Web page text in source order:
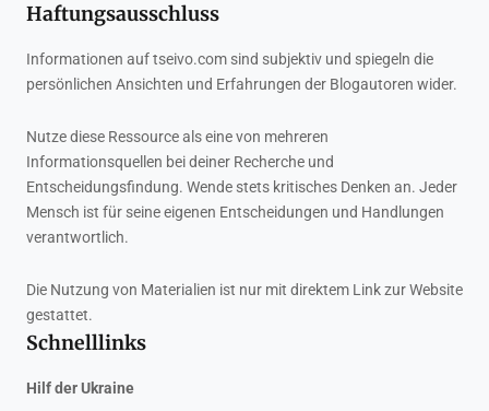
Haftungsausschluss
Informationen auf tseivo.com sind subjektiv und spiegeln die
persönlichen Ansichten und Erfahrungen der Blogautoren wider.
Nutze diese Ressource als eine von mehreren
Informationsquellen bei deiner Recherche und
Entscheidungsfindung. Wende stets kritisches Denken an. Jeder
Mensch ist für seine eigenen Entscheidungen und Handlungen
verantwortlich.
Die Nutzung von Materialien ist nur mit direktem Link zur Website
gestattet.
Schnelllinks
Hilf der Ukraine